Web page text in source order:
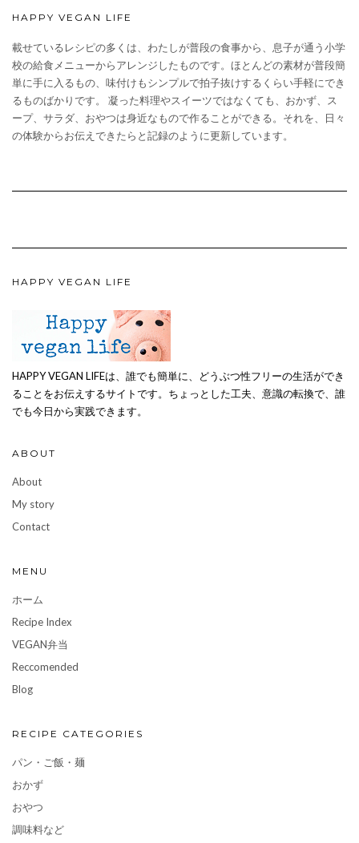
HAPPY VEGAN LIFE
載せているレシピの多くは、わたしが普段の食事から、息子が通う小学
校の給食メニューからアレンジしたものです。ほとんどの素材が普段簡
単に手に入るもの、味付けもシンプルで拍子抜けするくらい手軽にでき
るものばかりです。 凝った料理やスイーツではなくても、おかず、ス
ープ、サラダ、おやつは身近なもので作ることができる。それを、日々
の体験からお伝えできたらと記録のように更新しています。
HAPPY VEGAN LIFE
HAPPY VEGAN LIFEは、誰でも簡単に、どうぶつ性フリーの生活ができ
ることをお伝えするサイトです。ちょっとした工夫、意識の転換で、誰
でも今日から実践できます。
ABOUT
About
My story
Contact
MENU
ホーム
Recipe Index
VEGAN弁当
Reccomended
Blog
RECIPE CATEGORIES
パン・ご飯・麺
おかず
おやつ
調味料など